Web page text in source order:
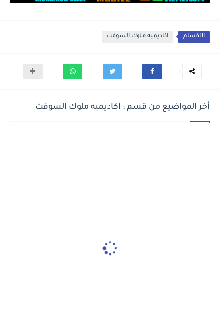
الأقسام اكاديميه ملوك السوفت
أخر المواضيع من قسم : اكاديميه ملوك السوفت